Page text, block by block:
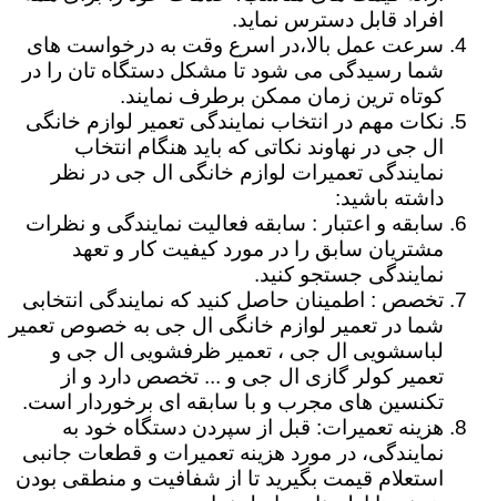
افراد قابل دسترس نماید.
سرعت عمل بالا،در اسرع وقت به درخواست های
شما رسیدگی می شود تا مشکل دستگاه تان را در
کوتاه ترین زمان ممکن برطرف نمایند.
نکات مهم در انتخاب نمایندگی تعمیر لوازم خانگی
ال جی در نهاوند نکاتی که باید هنگام انتخاب
نمایندگی تعمیرات لوازم خانگی ال جی در نظر
داشته باشید:
سابقه و اعتبار : سابقه فعالیت نمایندگی و نظرات
مشتریان سابق را در مورد کیفیت کار و تعهد
نمایندگی جستجو کنید.
تخصص : اطمینان حاصل کنید که نمایندگی انتخابی
شما در تعمیر لوازم خانگی ال جی به خصوص تعمیر
لباسشویی ال جی ، تعمیر ظرفشویی ال جی و
تعمیر کولر گازی ال جی و ... تخصص دارد و از
تکنسین های مجرب و با سابقه ای برخوردار است.
هزینه تعمیرات: قبل از سپردن دستگاه خود به
نمایندگی، در مورد هزینه تعمیرات و قطعات جانبی
استعلام قیمت بگیرید تا از شفافیت و منطقی بودن